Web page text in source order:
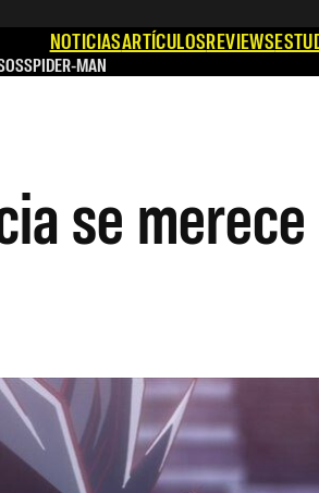
NOTICIASARTÍCULOSREVIEWS
SPIDER-MAN
se merece